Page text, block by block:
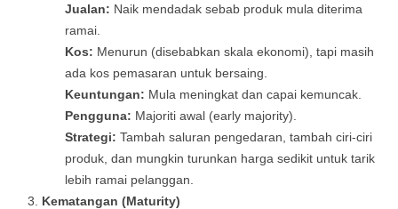
Jualan: Naik mendadak sebab produk mula diterima
ramai.
Kos: Menurun (disebabkan skala ekonomi), tapi masih
ada kos pemasaran untuk bersaing.
Keuntungan: Mula meningkat dan capai kemuncak.
Pengguna: Majoriti awal (early majority).
Strategi: Tambah saluran pengedaran, tambah ciri-ciri
produk, dan mungkin turunkan harga sedikit untuk tarik
lebih ramai pelanggan.
Kematangan (Maturity)